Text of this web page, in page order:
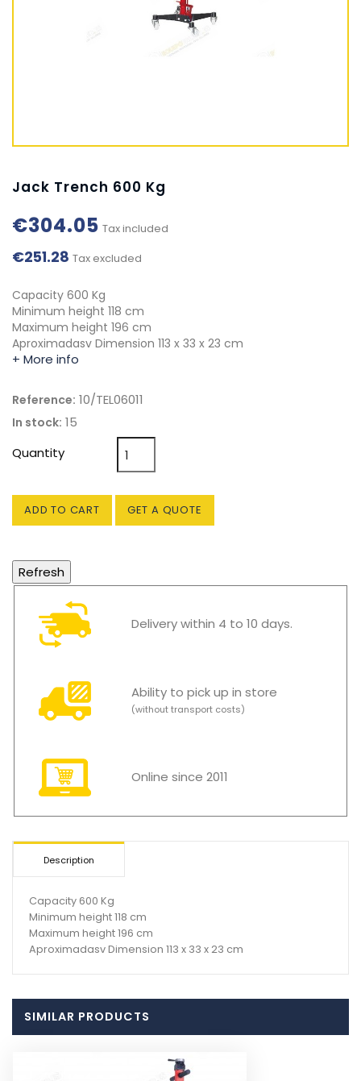
Jack Trench 600 Kg
€304.05 Tax included
€251.28 Tax excluded
Capacity 600 Kg
Minimum height 118 cm
Maximum height 196 cm
Aproximadasv Dimension 113 x 33 x 23 cm
+ More info
Reference: 10/TEL06011
In stock: 15
Quantity
ADD TO CART GET A QUOTE
Delivery within 4 to 10 days.
Ability to pick up in store
(without transport costs)
Online since 2011
Description
Capacity 600 Kg
Minimum height 118 cm
Maximum height 196 cm
Aproximadasv Dimension 113 x 33 x 23 cm
SIMILAR PRODUCTS